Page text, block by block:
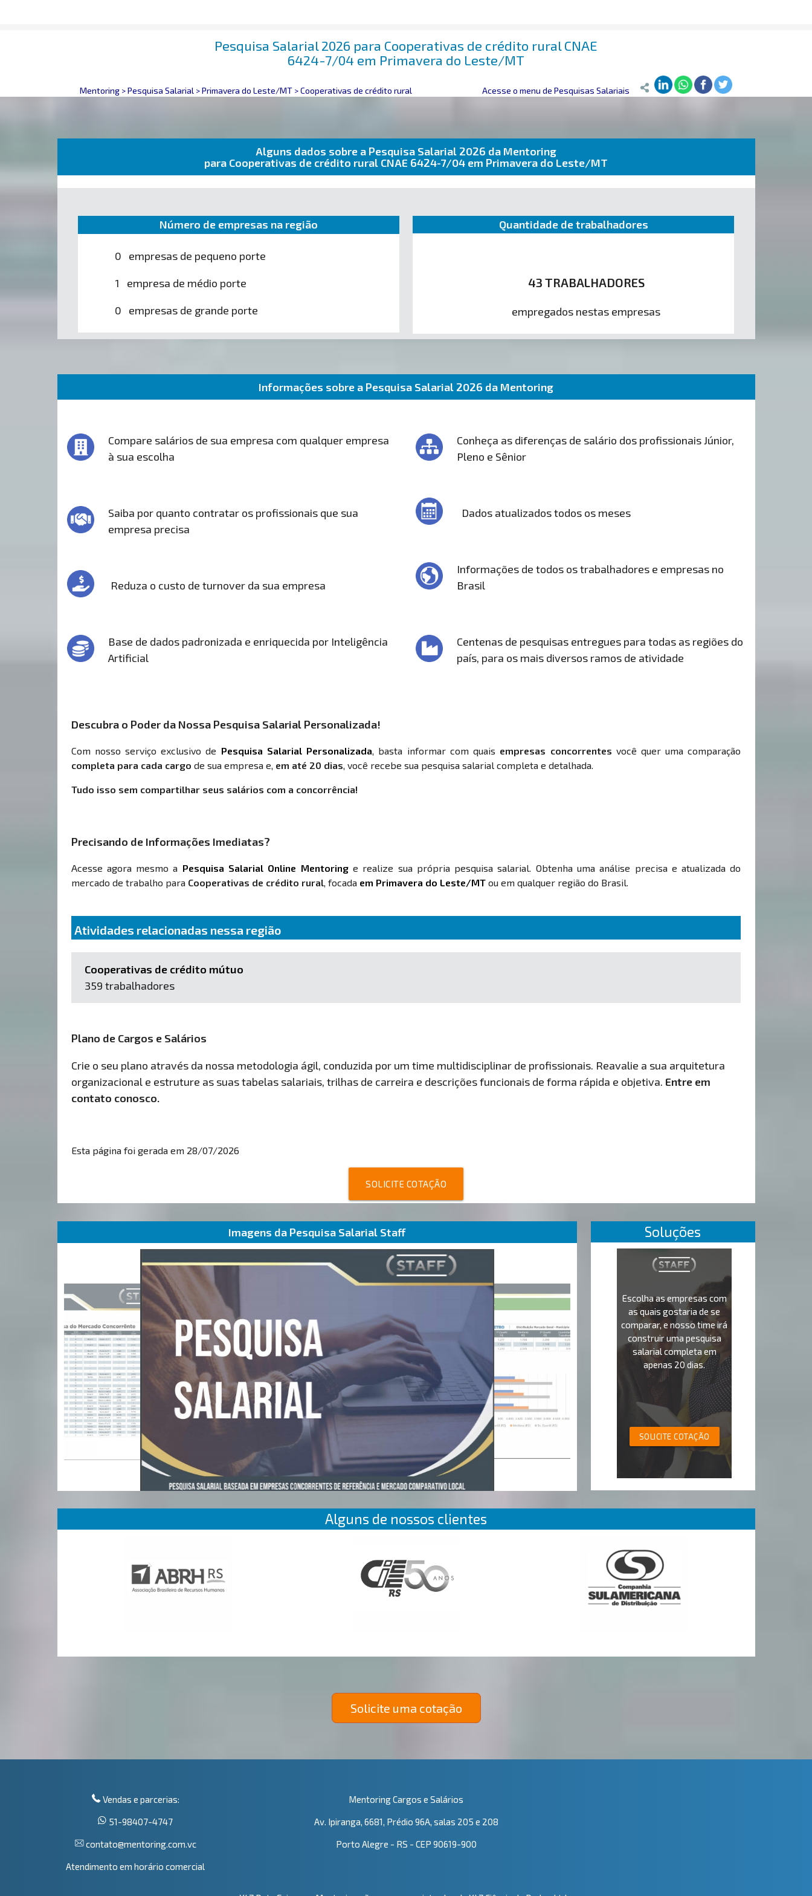
Pesquisa Salarial 2026 para Cooperativas de crédito rural CNAE
6424-7/04 em Primavera do Leste/MT
Mentoring >Pesquisa Salarial >Primavera do Leste/MT >Cooperativas de crédito rural Acesse o menu de Pesquisas Salariais
Alguns dados sobre a Pesquisa Salarial 2026 da Mentoring
para Cooperativas de crédito rural CNAE 6424-7/04 em Primavera do Leste/MT
Número de empresas na região
0 empresas de pequeno porte
1 empresa de médio porte
0 empresas de grande porte
Quantidade de trabalhadores
43 TRABALHADORES
empregados nestas empresas
Informações sobre a Pesquisa Salarial 2026 da Mentoring
Compare salários de sua empresa com qualquer empresa
à sua escolha
Saiba por quanto contratar os profissionais que sua
empresa precisa
Reduza o custo de turnover da sua empresa
Base de dados padronizada e enriquecida por Inteligência
Artificial
Conheça as diferenças de salário dos profissionais Júnior,
Pleno e Sênior
Dados atualizados todos os meses
Informações de todos os trabalhadores e empresas no
Brasil
Centenas de pesquisas entregues para todas as regiões do
país, para os mais diversos ramos de atividade
Descubra o Poder da Nossa Pesquisa Salarial Personalizada!
Com nosso serviço exclusivo de Pesquisa Salarial Personalizada, basta informar com quais empresas concorrentes você quer uma comparação
completa para cada cargo de sua empresa e, em até 20 dias, você recebe sua pesquisa salarial completa e detalhada.
Tudo isso sem compartilhar seus salários com a concorrência!
Precisando de Informações Imediatas?
Acesse agora mesmo a Pesquisa Salarial Online Mentoringe realize sua própria pesquisa salarial. Obtenha uma análise precisa e atualizada do
mercado de trabalho para Cooperativas de crédito rural, focada em Primavera do Leste/MTou em qualquer região do Brasil.
Atividades relacionadas nessa região
Cooperativas de crédito mútuo
359 trabalhadores
Plano de Cargos e Salários
Crie o seu plano através da nossa metodologia ágil, conduzida por um time multidisciplinar de profissionais. Reavalie a sua arquitetura
organizacional e estruture as suas tabelas salariais, trilhas de carreira e descrições funcionais de forma rápida e objetiva. Entre em
contato conosco.
Esta página foi gerada em 28/07/2026
SOLICITE COTAÇÃO
Imagens da Pesquisa Salarial Staff Soluções
Escolha as empresas com
as quais gostaria de se
comparar, e nosso time irá
construir uma pesquisa
salarial completa em
apenas 20 dias.
SOLICITE COTAÇÃO
Alguns de nossos clientes
Solicite uma cotação
Vendas e parcerias:
51-98407-4747
contato@mentoring.com.vc
Atendimento em horário comercial
Mentoring Cargos e Salários
Av. Ipiranga, 6681, Prédio 96A, salas 205 e 208
Porto Alegre - RS - CEP 90619-900